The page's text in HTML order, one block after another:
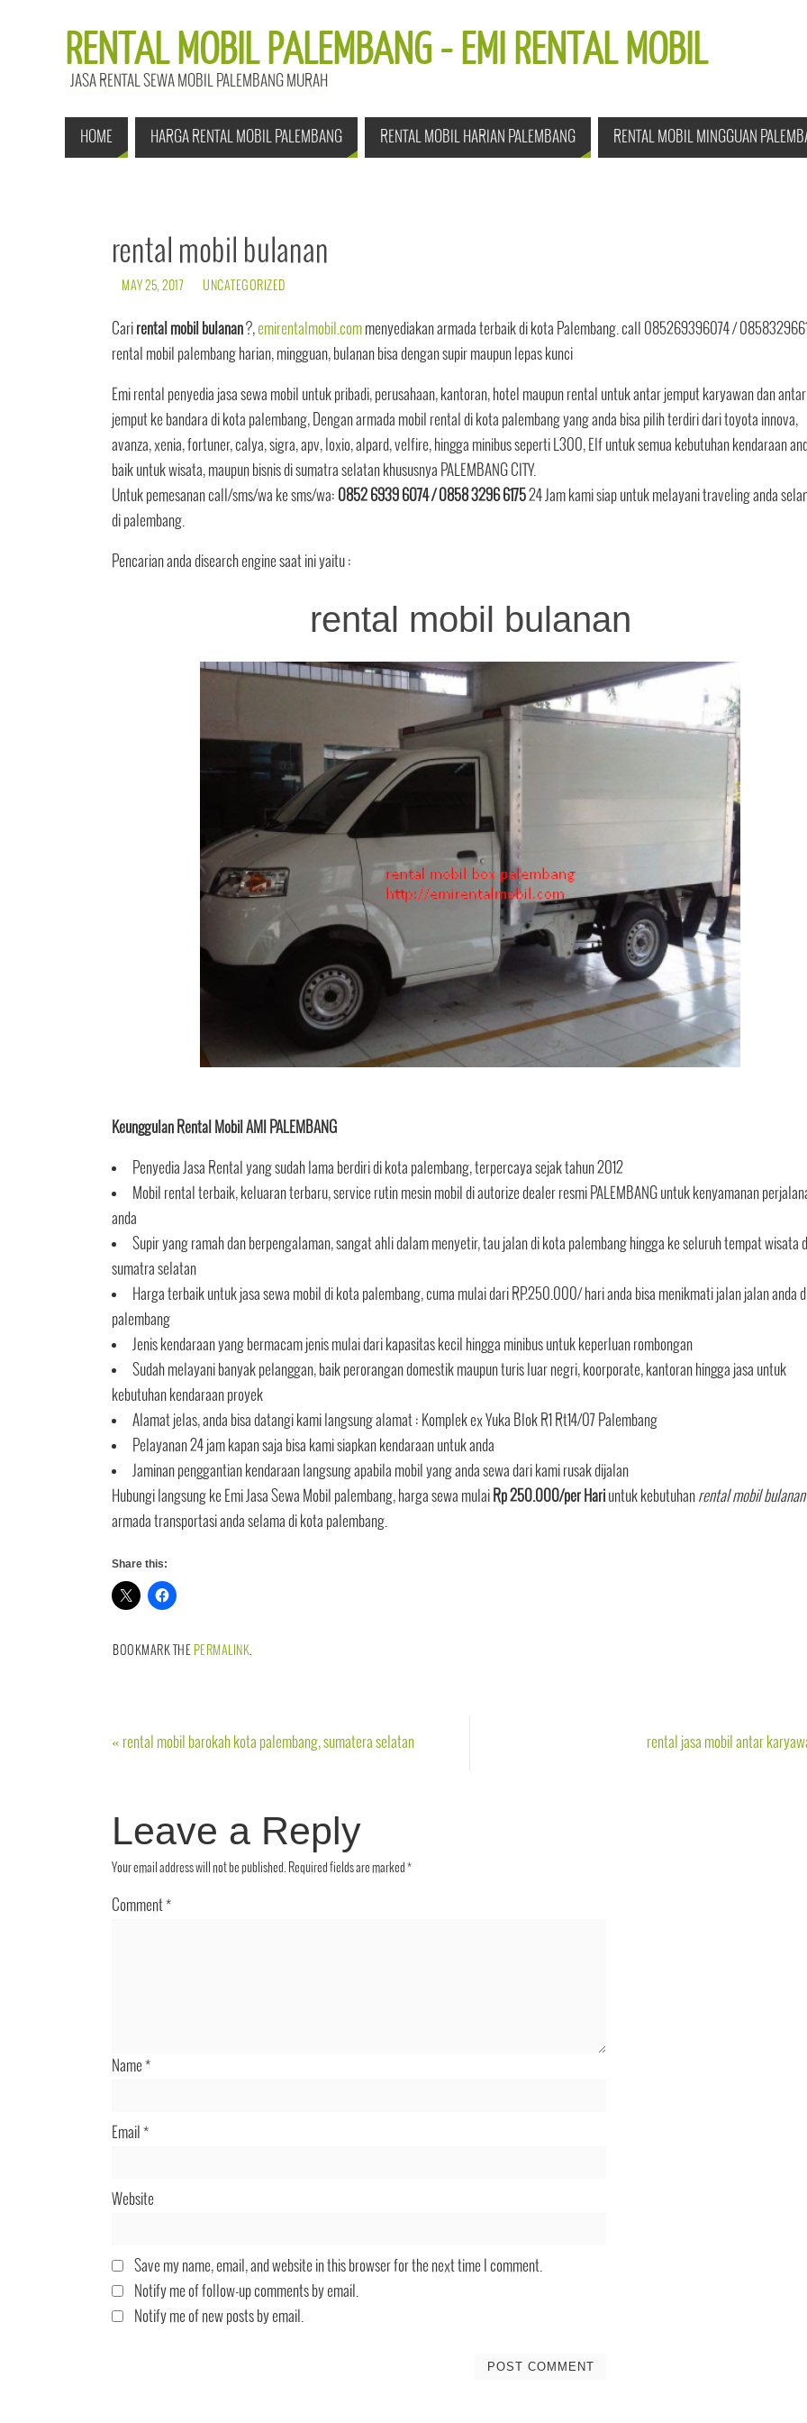
RENTAL MOBIL PALEMBANG - EMI RENTAL MOBIL
JASA RENTAL SEWA MOBIL PALEMBANG MURAH
HOME HARGA RENTAL MOBIL PALEMBANG RENTAL MOBIL HARIAN PALEMBANG RENTAL MOBIL MINGGUAN
rental mobil bulanan
MAY 25, 2017 UNCATEGORIZED
Cari rental mobil bulanan?, emirentalmobil.com menyediakan armada terbaik di kota Palembang. call 085269396074 /
rental mobil palembang harian, mingguan, bulanan bisa dengan supir maupun lepas kunci
Emi rental penyedia jasa sewa mobil untuk pribadi, perusahaan, kantoran, hotel maupun rental untuk antar jemput karyawan dan antar
jemput ke bandara di kota palembang, Dengan armada mobil rental di kota palembang yang anda bisa pilih terdiri dari toyota innova,
avanza, xenia, fortuner, calya, sigra, apv, loxio, alpard, velfire, hingga minibus seperti L300, Elf untuk semua kebutuhan kendaraan
baik untuk wisata, maupun bisnis di sumatra selatan khususnya PALEMBANG CITY.
Untuk pemesanan call/sms/wa ke sms/wa: 0852 6939 6074 / 0858 3296 617524 Jam kami siap untuk melayani traveling anda
di palembang.
Pencarian anda disearch engine saat ini yaitu :
rental mobil bulanan
Keunggulan Rental Mobil AMI PALEMBANG
Penyedia Jasa Rental yang sudah lama berdiri di kota palembang, terpercaya sejak tahun 2012
Mobil rental terbaik, keluaran terbaru, service rutin mesin mobil di autorize dealer resmi PALEMBANG untuk kenyamanan
anda
Supir yang ramah dan berpengalaman, sangat ahli dalam menyetir, tau jalan di kota palembang hingga ke seluruh tempat wisata
sumatra selatan
Harga terbaik untuk jasa sewa mobil di kota palembang, cuma mulai dari RP.250.000/ hari anda bisa menikmati jalan jalan anda
palembang
Jenis kendaraan yang bermacam jenis mulai dari kapasitas kecil hingga minibus untuk keperluan rombongan
Sudah melayani banyak pelanggan, baik perorangan domestik maupun turis luar negri, koorporate, kantoran hingga jasa untuk
kebutuhan kendaraan proyek
Alamat jelas, anda bisa datangi kami langsung alamat : Komplek ex Yuka Blok R1 Rt14/07 Palembang
Pelayanan 24 jam kapan saja bisa kami siapkan kendaraan untuk anda
Jaminan penggantian kendaraan langsung apabila mobil yang anda sewa dari kami rusak dijalan
Hubungi langsung ke Emi Jasa Sewa Mobil palembang, harga sewa mulai Rp 250.000/per Hari untuk kebutuhan rental mobil bulanan
armada transportasi anda selama di kota palembang.
Share this:
BOOKMARK THE PERMALINK.
« rental mobil barokah kota palembang, sumatera selatan rental jasa mobil antar
Leave a Reply
Your email address will not be published. Required fields are marked*
Comment*
Name*
Email *
Website
Save my name, email, and website in this browser for the next time I comment.
Notify me of follow-up comments by email.
Notify me of new posts by email.